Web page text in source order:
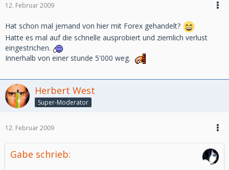
12. Februar 2009
Hat schon mal jemand von hier mit Forex gehandelt?
Hatte es mal auf die schnelle ausprobiert und ziemlich verlust
eingestrichen.
Innerhalb von einer stunde 5'000 weg.
Herbert West
Super-Moderator
12. Februar 2009
Gabe schrieb: